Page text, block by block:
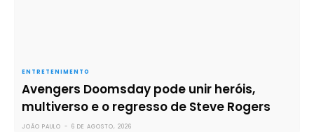
ENTRETENIMENTO
Avengers Doomsday pode unir heróis,
multiverso e o regresso de Steve Rogers
JOÃO PAULO - 6 DE AGOSTO, 2026